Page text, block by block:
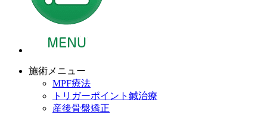
施術メニュー
MPF療法
トリガーポイント鍼治療
産後骨盤矯正